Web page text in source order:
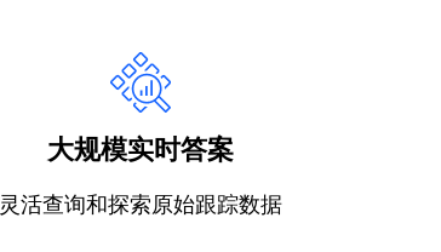
大规模实时答案
灵活查询和探索原始跟踪数据